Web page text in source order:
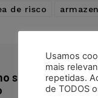
de risco
se
no
Usamos
mais
repetidas.
de TODOS